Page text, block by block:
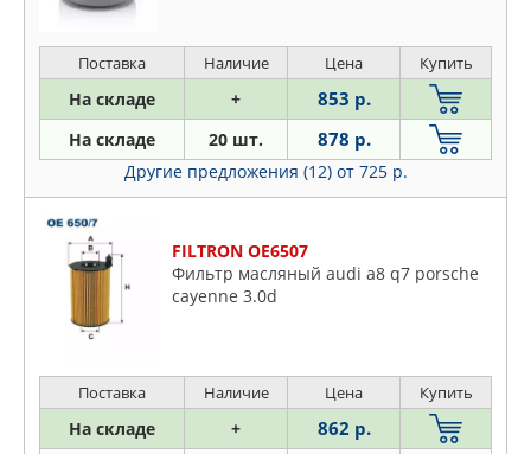
Поставка Наличие Цена Купить
На складе + 853 р.
На складе 20 шт. 878 р.
Другие предложения (12) от 725 р.
FILTRON OE6507
Фильтр масляный audi a8 q7 porsche
cayenne 3.0d
Поставка Наличие Цена Купить
На складе + 862 р.